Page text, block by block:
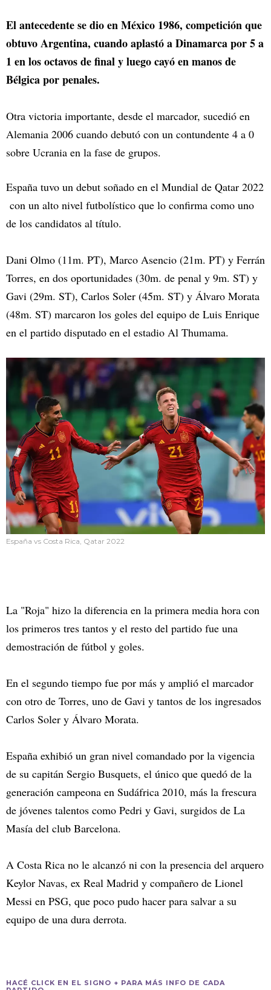
El antecedente se dio en México 1986, competición que
obtuvo Argentina, cuando aplastó a Dinamarca por 5 a
1 en los octavos de final y luego cayó en manos de
Bélgica por penales.
Otra victoria importante, desde el marcador, sucedió en
Alemania 2006 cuando debutó con un contundente 4 a 0
sobre Ucrania en la fase de grupos.
España tuvo un debut soñado en el Mundial de Qatar 2022
con un alto nivel futbolístico que lo confirma como uno
de los candidatos al título.
Dani Olmo (11m. PT), Marco Asencio (21m. PT) y Ferrán
Torres, en dos oportunidades (30m. de penal y 9m. ST) y
Gavi (29m. ST), Carlos Soler (45m. ST) y Álvaro Morata
(48m. ST) marcaron los goles del equipo de Luis Enrique
en el partido disputado en el estadio Al Thumama.
España vs Costa Rica, Qatar 2022
La "Roja" hizo la diferencia en la primera media hora con
los primeros tres tantos y el resto del partido fue una
demostración de fútbol y goles.
En el segundo tiempo fue por más y amplió el marcador
con otro de Torres, uno de Gavi y tantos de los ingresados
Carlos Soler y Álvaro Morata.
España exhibió un gran nivel comandado por la vigencia
de su capitán Sergio Busquets, el único que quedó de la
generación campeona en Sudáfrica 2010, más la frescura
de jóvenes talentos como Pedri y Gavi, surgidos de La
Masía del club Barcelona.
A Costa Rica no le alcanzó ni con la presencia del arquero
Keylor Navas, ex Real Madrid y compañero de Lionel
Messi en PSG, que poco pudo hacer para salvar a su
equipo de una dura derrota.
HACÉ CLICK EN EL SIGNO + PARA MÁS INFO DE CADA